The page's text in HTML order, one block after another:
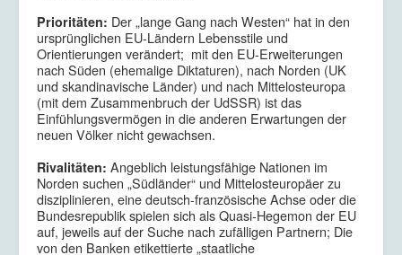
Prioritäten: Der „lange Gang nach Westen“ hat in den
ursprünglichen EU-Ländern Lebensstile und
Orientierungen verändert; mit den EU-Erweiterungen
nach Süden (ehemalige Diktaturen), nach Norden (UK
und skandinavische Länder) und nach Mittelosteuropa
(mit dem Zusammenbruch der UdSSR) ist das
Einfühlungsvermögen in die anderen Erwartungen der
neuen Völker nicht gewachsen.
Rivalitäten: Angeblich leistungsfähige Nationen im
Norden suchen „Südländer“ und Mittelosteuropäer zu
disziplinieren, eine deutsch-französische Achse oder die
Bundesrepublik spielen sich als Quasi-Hegemon der EU
auf, jeweils auf der Suche nach zufälligen Partnern; Die
von den Banken etikettierte „staatliche